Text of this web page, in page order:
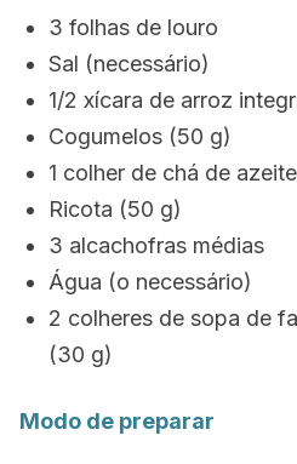
3 folhas de louro
Sal (necessário)
1/2 xícara de arroz
Cogumelos (50 g)
1 colher de chá de
Ricota (50 g)
3 alcachofras médias
Água (o necessário)
2 colheres de sopa de
(30 g)
Modo de preparar